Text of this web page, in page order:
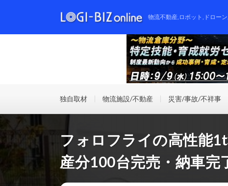
物流不動産,ロボット,ドロー
独自取材 物流施設/不動産 災害/事故/不祥事
フォロフライの高性能
産分100台完売・納車完